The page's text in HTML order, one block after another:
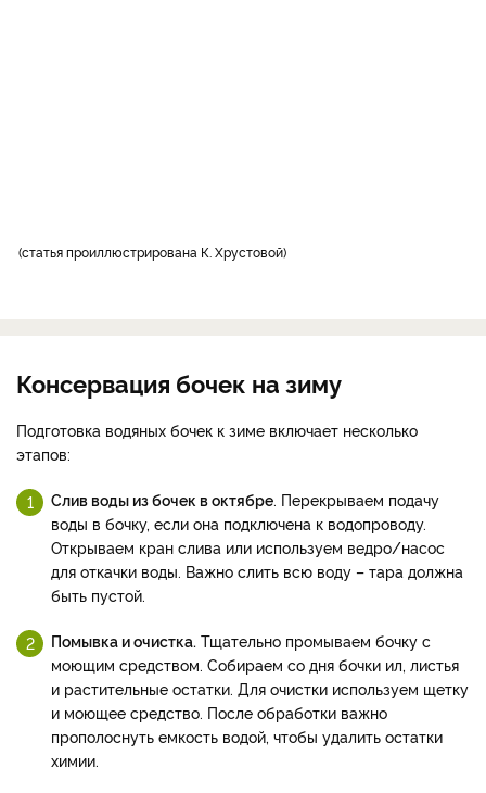
статья проиллюстрирована К. Хрустовой
Консервация бочек на зиму
Подготовка водяных бочек к зиме включает несколько
этапов:
Слив воды из бочек в октябре . Перекрываем подачу
воды в бочку, если она подключена к водопроводу.
Открываем кран слива или используем ведро/насос
для откачки воды. Важно слить всю воду – тара должна
быть пустой.
Помывка и очистка. Тщательно промываем бочку с
моющим средством. Собираем со дня бочки ил, листья
и растительные остатки. Для очистки используем щетку
и моющее средство. После обработки важно
прополоснуть емкость водой, чтобы удалить остатки
химии.